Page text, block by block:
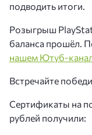
подводить итоги.
Розыгрыш
баланса прошёл.
нашем Ютуб-
Встречайте
Сертификаты на
рублей получили: